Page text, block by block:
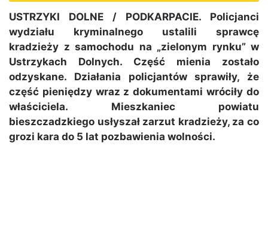
USTRZYKI DOLNE / PODKARPACIE. Policjanci
wydziału kryminalnego ustalili sprawcę
kradzieży z samochodu na „zielonym rynku” w
Ustrzykach Dolnych. Część mienia zostało
odzyskane. Działania policjantów sprawiły, że
część pieniędzy wraz z dokumentami wróciły do
właściciela. Mieszkaniec powiatu
bieszczadzkiego usłyszał zarzut kradzieży, za co
grozi kara do 5 lat pozbawienia wolności.